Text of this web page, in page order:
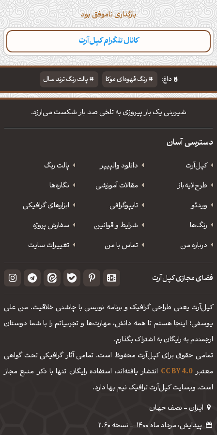
بارگذاری ناموفق بود
کانال تلگرام کپل‌آرت
داغ: رنگ قهوه‌ای موکا
پالت رنگ ترند سال
دانلود والپیپر مذهبی
تایپوگرافی شعر مولانا
شیرینی یک بار پیروزی به تلخی صد بار شکست می‌ارزد.
دسترسی آسان
کپل‌آرت دانلود‌ والپیپر
پالت رنگ
طرح‌لایه‌باز
مقالات آموزشی
نگاره‌ها
ویدئو
‌تایپوگرافی
ابزارهای گرافیکی
رنگ‌ها
شرایط و قوانین
سفارش پروژه
درباره من
تماس با من تغییرات سایت
فضای مجازی کپل‌آرت
کپل‌آرت یعنی طراحی گرافیک و برنامه نویسی با چاشنی خلاقیت. من علی
یوسفی؛ اینجا هستم تا همه دانش، مهارت‌‌ها و تجربیاتم را با شما دوستان
ارجمندم به رایگان به اشتراک بگذارم.
تمامی حقوق برای کپل‌آرت محفوظ است. تمامی آثار گرافیکی تحت گواهی
معتبرCC BY 4.0 انتشار یافته‌اند، استفاده رایگان تنها با ذکر منبع مجاز
است. وبسایت کپل‌آرت ترافیک نیم بها دارد.
ایـران - نصف جهـان
پیدایش: مرداد ماه 1400
- نسخه 2.60